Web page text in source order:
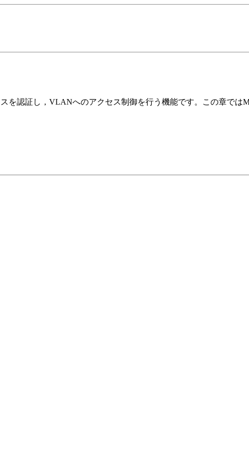
を認証し，VLANへのアクセス制御を行う機能です。この章では